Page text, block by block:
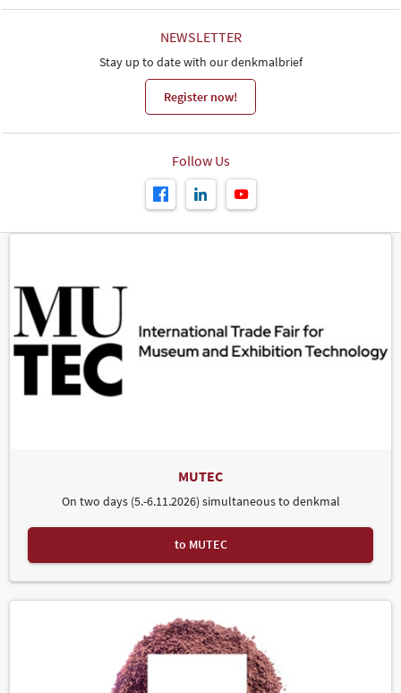
NEWSLETTER
Stay up to date with our denkmalbrief
Register now!
Follow Us
MUTEC
On two days (5.-6.11.2026) simultaneous to denkmal
to MUTEC